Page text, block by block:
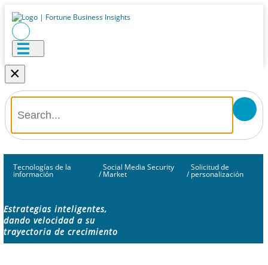
×
Tecnologías de la
información /
Social Media Security
Market /
Solicitud de
personalización
Estrategias inteligentes,
dando velocidad a su
trayectoria de crecimiento